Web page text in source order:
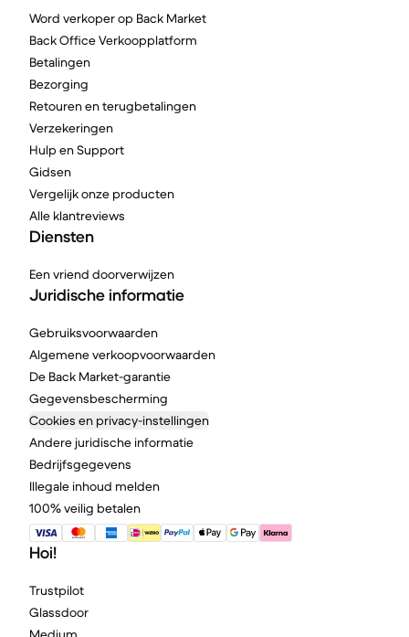
Word verkoper op Back Market
Back Office Verkoopplatform
Betalingen
Bezorging
Retouren en terugbetalingen
Verzekeringen
Hulp en Support
Gidsen
Vergelijk onze producten
Alle klantreviews
Diensten
Een vriend doorverwijzen
Juridische informatie
Gebruiksvoorwaarden
Algemene verkoopvoorwaarden
De Back Market-garantie
Gegevensbescherming
Cookies en privacy-instellingen
Andere juridische informatie
Bedrijfsgegevens
Illegale inhoud melden
100% veilig betalen
Hoi!
Trustpilot
Glassdoor